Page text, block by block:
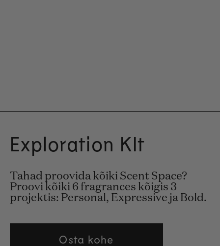
Exploration KIt
Tahad proovida kõiki Scent Space?
Proovi kõiki 6 fragrances kõigis 3
projektis: Personal, Expressive ja Bold.
Osta kohe